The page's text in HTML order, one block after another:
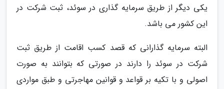
یکی دیگر از طریق سرمایه گذاری در سوئد، ثبت شرکت در
این کشور می باشد.
البته سرمایه گذارانی که قصد کسب اقامت از طریق ثبت
شرکت در سوئد را دارند در صورتی که بتوانند به صورت
اصولی و با تکیه بر قواعد و قوانین مهاجرتی و طبق مواردی